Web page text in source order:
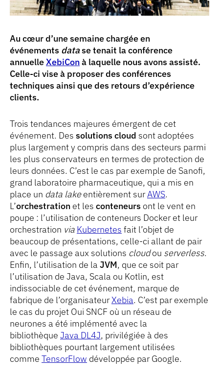
Au cœur d’une semaine chargée en
événements datase tenait la conférence
annuelleXebiConà laquelle nous avons assisté.
Celle-ci vise à proposer des conférences
techniques ainsi que des retours d’expérience
clients.
Trois tendances majeures émergent de cet
événement. Des solutions cloud sont adoptées
plus largement y compris dans des secteurs parmi
les plus conservateurs en termes de protection de
leurs données. C’est le cas par exemple de Sanofi,
grand laboratoire pharmaceutique, qui a mis en
place un data lakeentièrement surAWS.
L’orchestration et les conteneurs ont le vent en
poupe : l’utilisation de conteneurs Docker et leur
orchestration via Kubernetes fait l’objet de
beaucoup de présentations, celle-ci allant de pair
avec le passage aux solutions cloudou serverless.
Enfin, l’utilisation de la JVM, que ce soit par
l’utilisation de Java, Scala ou Kotlin, est
indissociable de cet événement, marque de
fabrique de l’organisateurXebia. C’est par exemple
le cas du projet Oui SNCF où un réseau de
neurones a été implémenté avec la
bibliothèque Java DL4J, privilégiée à des
bibliothèques pourtant largement utilisées
comme TensorFlow développée par Google.